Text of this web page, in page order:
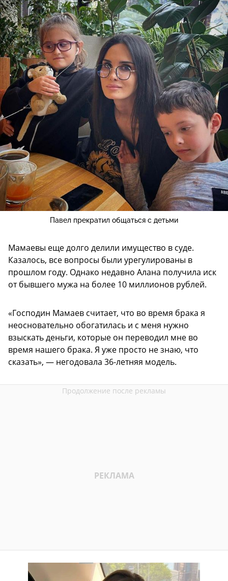
Павел прекратил общаться с детьми
Мамаевы еще долго делили имущество в суде.
Казалось, все вопросы были урегулированы в
прошлом году. Однако недавно Алана получила иск
от бывшего мужа на более 10 миллионов рублей.
«Господин Мамаев считает, что во время брака я
неосновательно обогатилась и с меня нужно
взыскать деньги, которые он переводил мне во
время нашего брака. Я уже просто не знаю, что
сказать», — негодовала 36-летняя модель.